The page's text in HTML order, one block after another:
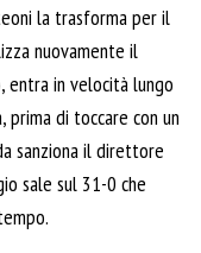
la trasforma per il
nuovamente il
entra in velocità lungo
di toccare con un
sanziona il direttore
sale sul 31-0 che